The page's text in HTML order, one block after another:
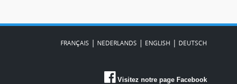
FRANÇAIS | NEDERLANDS | ENGLISH | DEUTSCH
Visitez notre page Facebook